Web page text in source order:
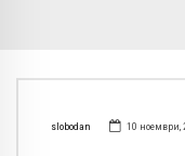
slobodan 10 ноември,